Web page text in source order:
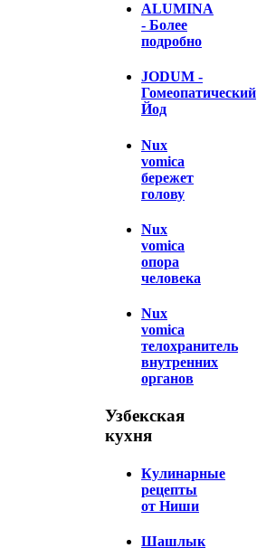
ALUMINA
- Более
подробно
JODUM -
Гомеопатический
Йод
Nux
vomica
бережет
голову
Nux
vomica
опора
человека
Nux
vomica
телохранитель
внутренних
органов
Узбекская
кухня
Кулинарные
рецепты
от Ниши
Шашлык